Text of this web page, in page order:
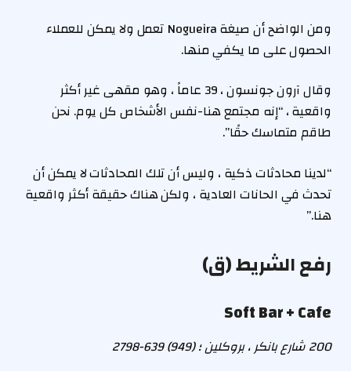
ومن الواضح أن صيغة Nogueira تعمل ولا يمكن للعملاء
الحصول على ما يكفي منها.
وقال آرون جونسون ، 39 عاماً ، وهو مقهى غير أكثر
واقعية ، “إنه مجتمع هنا-نفس الأشخاص كل يوم. نحن
طاقم متماسك حقًا”.
“لدينا محادثات ذكية ، وليس أن تلك المحادثات لا يمكن أن
تحدث في الحانات العادية ، ولكن هناك حقيقة أكثر واقعية
هنا.”
رفع الشريط (ق)
Soft Bar + Cafe
200 شارع بانكر ، بروكلين ؛ (949) 639-2798